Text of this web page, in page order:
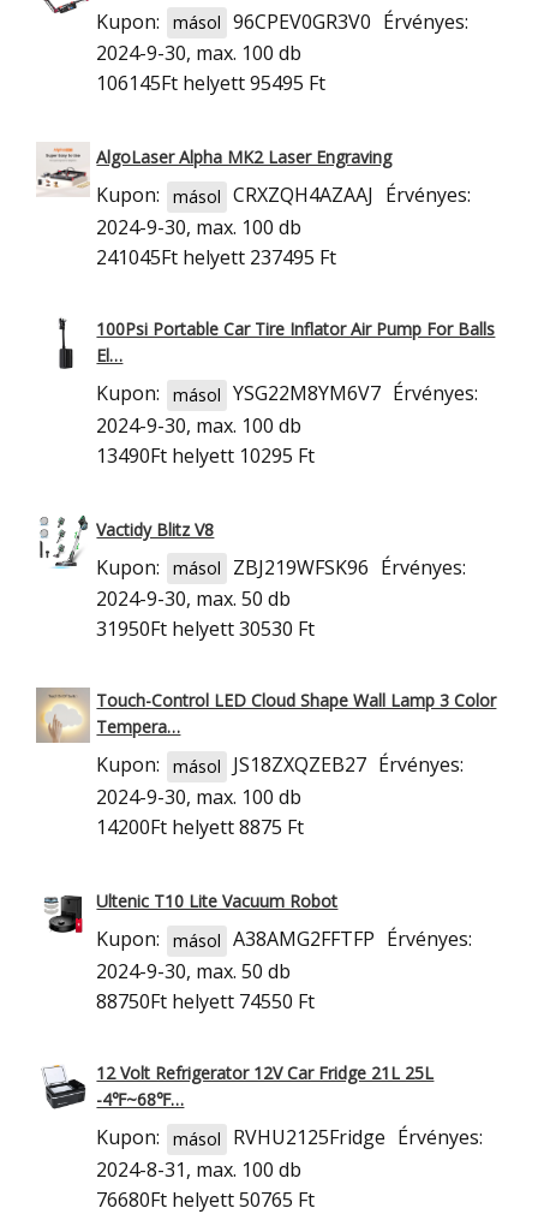
Kupon: másol 96CPEV0GR3V0 Érvényes:
2024-9-30, max. 100 db
106145Ft helyett 95495 Ft
AlgoLaser Alpha MK2 Laser Engraving
Kupon: másol CRXZQH4AZAAJ Érvényes:
2024-9-30, max. 100 db
241045Ft helyett 237495 Ft
100Psi Portable Car Tire Inflator Air Pump For Balls
El…
Kupon: másol YSG22M8YM6V7 Érvényes:
2024-9-30, max. 100 db
13490Ft helyett 10295 Ft
Vactidy Blitz V8
Kupon: másol ZBJ219WFSK96 Érvényes:
2024-9-30, max. 50 db
31950Ft helyett 30530 Ft
Touch-Control LED Cloud Shape Wall Lamp 3 Color
Tempera…
Kupon: másol JS18ZXQZEB27 Érvényes:
2024-9-30, max. 100 db
14200Ft helyett 8875 Ft
Ultenic T10 Lite Vacuum Robot
Kupon: másol A38AMG2FFTFP Érvényes:
2024-9-30, max. 50 db
88750Ft helyett 74550 Ft
12 Volt Refrigerator 12V Car Fridge 21L 25L
-4℉~68℉…
Kupon: másol RVHU2125Fridge Érvényes:
2024-8-31, max. 100 db
76680Ft helyett 50765 Ft